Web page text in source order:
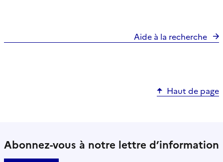
Aide à la recherche
Haut de page
Abonnez-vous à notre lettre d’information